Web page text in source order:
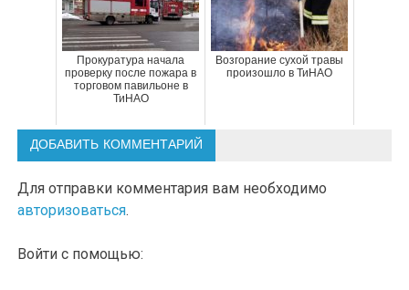
Прокуратура начала
проверку после пожара в
торговом павильоне в
ТиНАО
Возгорание сухой травы
произошло в ТиНАО
ДОБАВИТЬ КОММЕНТАРИЙ
Для отправки комментария вам необходимо
авторизоваться.
Войти с помощью: